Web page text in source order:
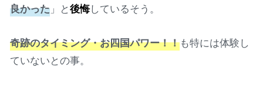
良かった 」と後悔しているそう。
奇跡のタイミング・お四国パワー！！も特には体験し
ていないとの事。